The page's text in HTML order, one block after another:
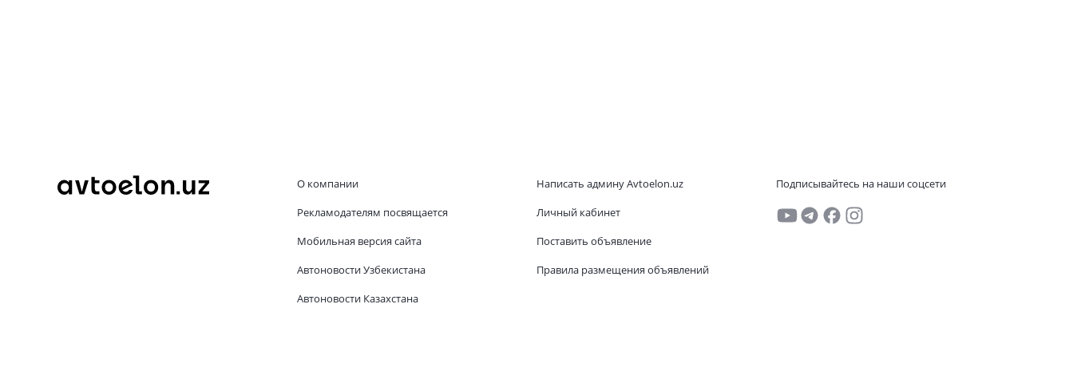
О компании
Рекламодателям посвящается
Мобильная версия сайта
Автоновости Узбекистана
Автоновости Казахстана
Написать админу Avtoelon.uz
Личный кабинет
Поставить объявление
Правила размещения объявлений
Подписывайтесь на наши соцсети